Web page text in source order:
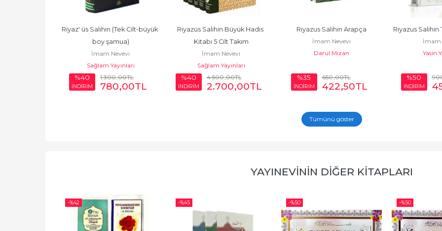
Riyaz' üs Salihin (Tek Cilt-büyük
boy şamua)
İmam Nevevi
Sağlam Yayınları
%40
İNDİRİM
1.300,00TL
780,00TL
Riyazüs Salihin Büyük Hadis
Kitabı 5 Cilt Takım
İmam Nevevi
Sağlam Yayınları
%40
İNDİRİM
4.500,00TL
2.700,00TL
Riyazus Salihin Arapça
İmam Nevevi
Darul Mizan
%35
İNDİRİM
650,00TL
422,50TL
Riyazus Salihin
İmam
Yasin
%50
İNDİRİM
Tümünü göster
YAYINEVININ DIĞER KITAPLARI
-%42 -%45 -%50 -%50